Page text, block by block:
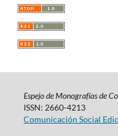
Espejo de Monografías de
ISSN: 2660-4213
Comunicación Social